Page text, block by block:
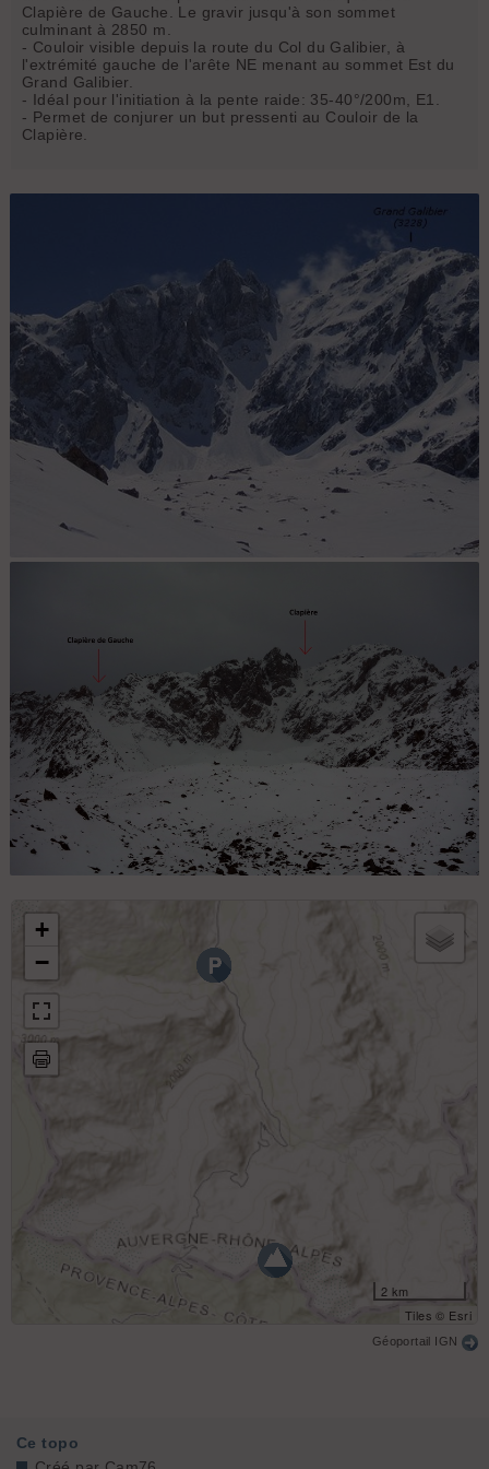
Clapière de Gauche. Le gravir jusqu'à son sommet
culminant à 2850 m.
- Couloir visible depuis la route du Col du Galibier, à
l'extrémité gauche de l'arête NE menant au sommet Est du
Grand Galibier.
- Idéal pour l'initiation à la pente raide: 35-40°/200m, E1.
- Permet de conjurer un but pressenti au Couloir de la
Clapière.
+
−
2 km
Tiles © Esri
Géoportail IGN
Ce topo